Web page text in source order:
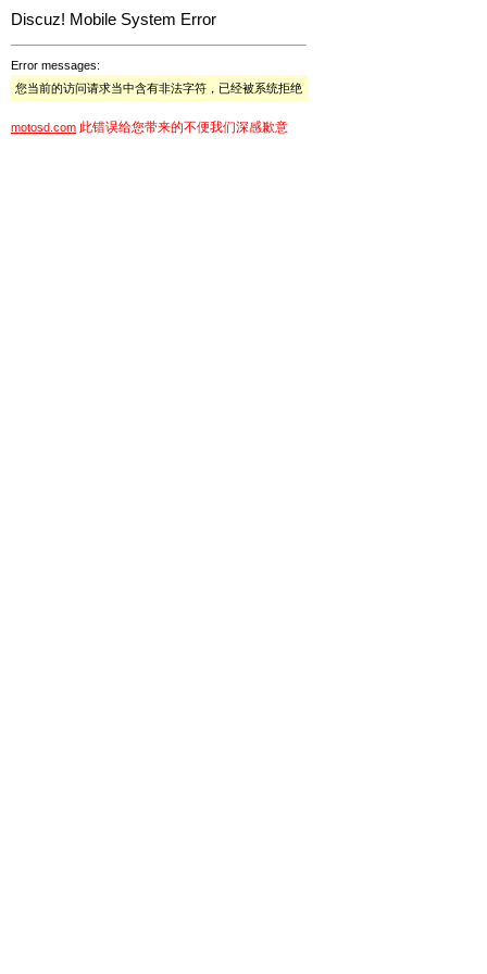
Discuz! Mobile System Error
Error messages:
您当前的访问请求当中含有非法字符，已经被系统拒绝
motosd.com 此错误给您带来的不便我们深感歉意